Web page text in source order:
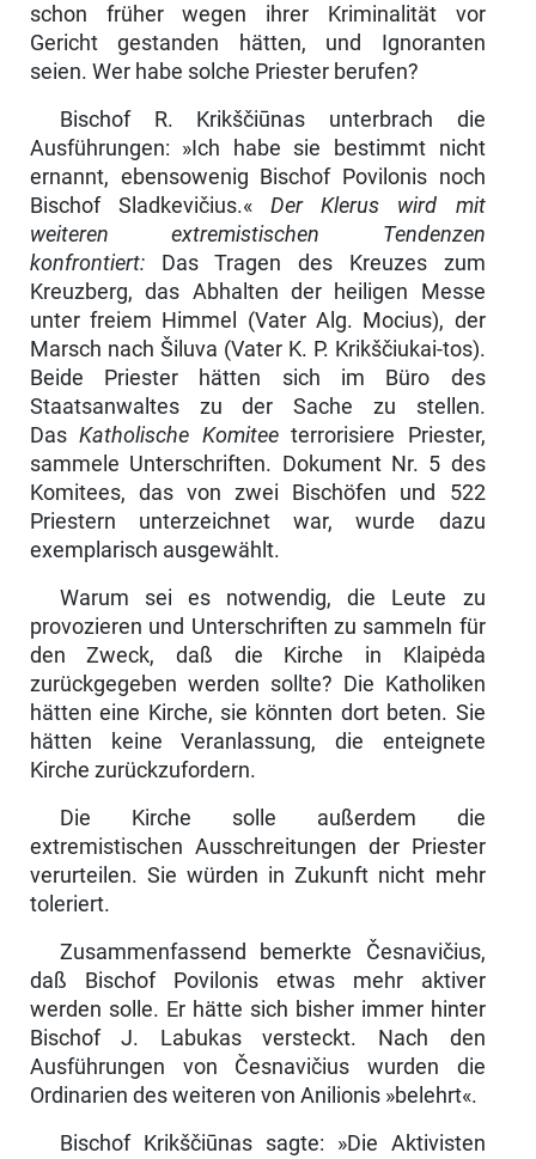
schon früher wegen ihrer Kriminalität vor
Gericht gestanden hätten, und Ignoranten
seien. Wer habe sol­che Priester berufen?
Bischof R. Krikščiūnas unterbrach die
Ausführungen: »Ich habe sie bestimmt nicht
ernannt, ebensowenig Bischof Povilonis noch
Bischof Sladkevičius.«Der Klerus wird mit
weiteren extremistischen Tendenzen
konfrontiert:
Das Tra­gen des Kreuzes zum
Kreuzberg, das Abhalten der heiligen Messe
unter freiem Himmel (Vater Alg. Mocius), der
Marsch nach Šiluva (Vater K. P. Krikščiukai-tos).
Beide Priester hätten sich im Büro des
Staatsanwaltes zu der Sache zu stellen.
DasKatholische Komiteeterrorisiere Priester,
sammele Unterschriften. Doku­ment Nr. 5 des
Komitees, das von zwei Bischöfen und 522
Priestern unterzeichnet war, wurde dazu
exemplarisch ausgewählt.
Warum sei es notwendig, die Leute zu
provozieren und Unterschriften zu sam­meln für
den Zweck, daß die Kirche in Klaipėda
zurückgegeben werden sollte? Die Katholiken
hätten eine Kirche, sie könnten dort beten. Sie
hätten keine Ver­anlassung, die enteignete
Kirche zurückzufordern.
Die Kirche solle außerdem die
extremistischen Ausschreitungen der Priester
verur­teilen. Sie würden in Zukunft nicht mehr
toleriert.
Zusammenfassend bemerkte Česnavičius,
daß Bischof Povilonis etwas mehr akti­ver
werden solle. Er hätte sich bisher immer hinter
Bischof J. Labukas versteckt. Nach den
Ausführungen von Česnavičius wurden die
Ordinarien des weiteren von Anilionis »belehrt«.
Bischof Krikščiūnas sagte: »Die Aktivisten